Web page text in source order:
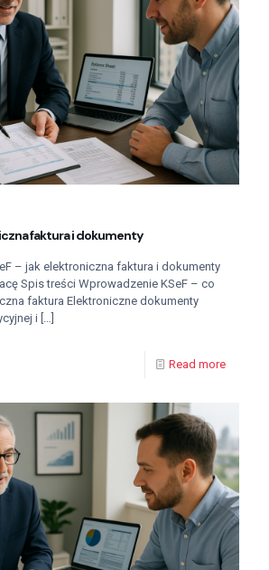
faktura i dokumenty
– jak elektroniczna faktura i dokumenty
Spis treści Wprowadzenie KSeF – co
faktura Elektroniczne dokumenty
i […]
Read more